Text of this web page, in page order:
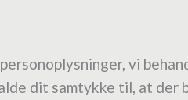
vi
dit samtykke til, at der